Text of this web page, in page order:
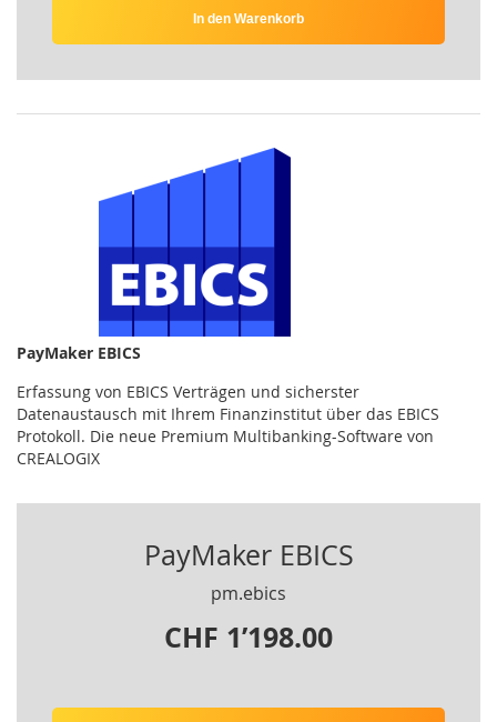
In den Warenkorb
PayMaker EBICS
Erfassung von EBICS Verträgen und sicherster
Datenaustausch mit Ihrem Finanzinstitut über das EBICS
Protokoll. Die neue Premium Multibanking-Software von
CREALOGIX
PayMaker EBICS
CHF 1’198.00
pm.ebics